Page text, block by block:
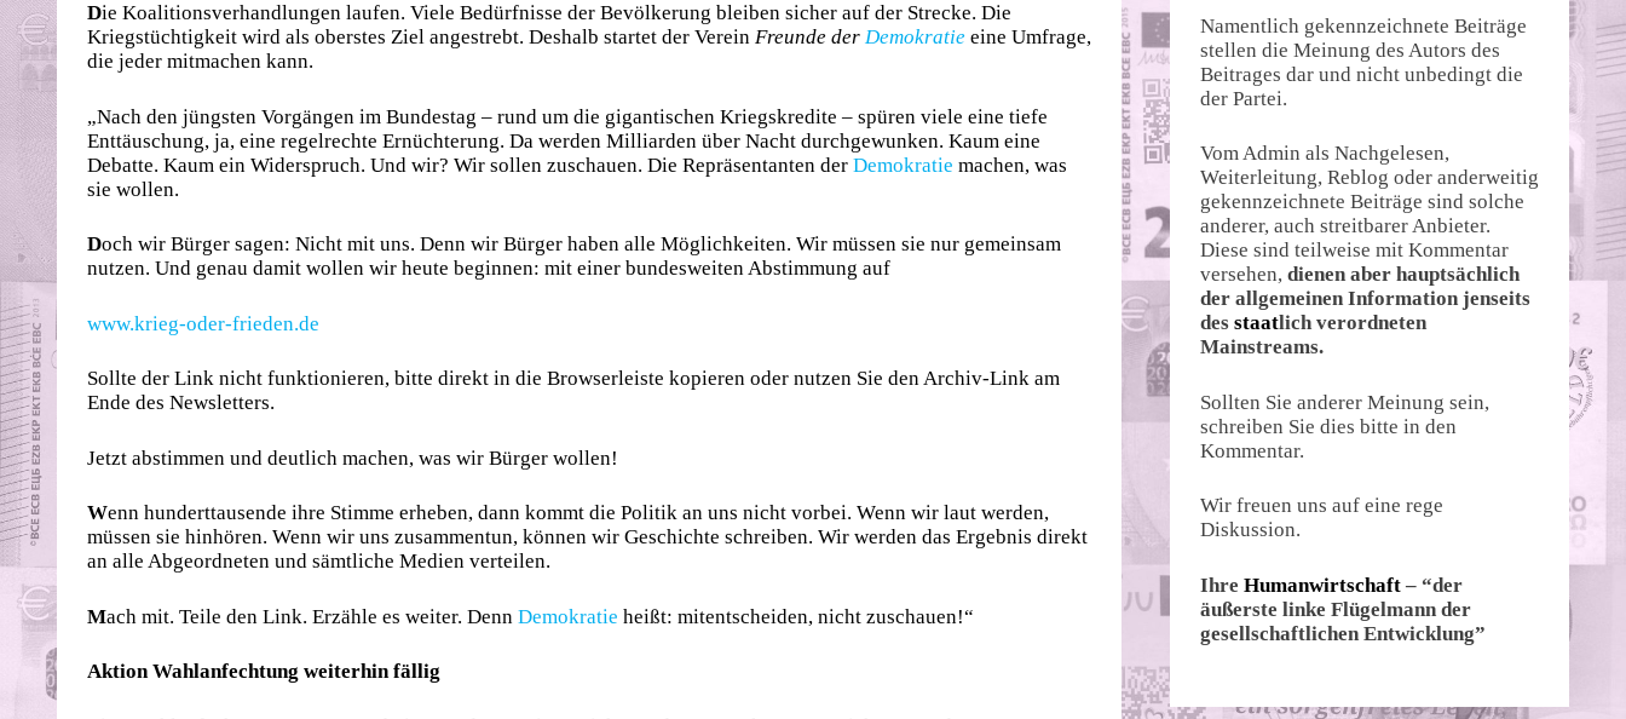
Die Koalitionsverhandlungen laufen. Viele Bedürfnisse der Bevölkerung bleiben sicher auf der Strecke. Die
Kriegstüchtigkeit wird als oberstes Ziel angestrebt. Deshalb startet der Verein Freunde der Demokratie eine Umfrage,
die jeder mitmachen kann.
„Nach den jüngsten Vorgängen im Bundestag – rund um die gigantischen Kriegskredite – spüren viele eine tiefe
Enttäuschung, ja, eine regelrechte Ernüchterung. Da werden Milliarden über Nacht durchgewunken. Kaum eine
Debatte. Kaum ein Widerspruch. Und wir? Wir sollen zuschauen. Die Repräsentanten der Demokratie machen, was
sie wollen.
Doch wir Bürger sagen: Nicht mit uns. Denn wir Bürger haben alle Möglichkeiten. Wir müssen sie nur gemeinsam
nutzen. Und genau damit wollen wir heute beginnen: mit einer bundesweiten Abstimmung auf
www.krieg-oder-frieden.de
Sollte der Link nicht funktionieren, bitte direkt in die Browserleiste kopieren oder nutzen Sie den Archiv-Link am
Ende des Newsletters.
Jetzt abstimmen und deutlich machen, was wir Bürger wollen!
Wenn hunderttausende ihre Stimme erheben, dann kommt die Politik an uns nicht vorbei. Wenn wir laut werden,
müssen sie hinhören. Wenn wir uns zusammentun, können wir Geschichte schreiben. Wir werden das Ergebnis direkt
an alle Abgeordneten und sämtliche Medien verteilen.
Mach mit. Teile den Link. Erzähle es weiter. Denn Demokratie heißt: mitentscheiden, nicht zuschauen!“
Aktion Wahlanfechtung weiterhin fällig
Namentlich gekennzeichnete Beiträge
stellen die Meinung des Autors des
Beitrages dar und nicht unbedingt die
der Partei.
Vom Admin als Nachgelesen,
Weiterleitung, Reblog oder anderweitig
gekennzeichnete Beiträge sind solche
anderer, auch streitbarer Anbieter.
Diese sind teilweise mit Kommentar
versehen, dienen aber hauptsächlich
der allgemeinen Information jenseits
des staatlich verordneten
Mainstreams.
Sollten Sie anderer Meinung sein,
schreiben Sie dies bitte in den
Kommentar.
Wir freuen uns auf eine rege
Diskussion.
Ihre Humanwirtschaft – “der
äußerste linke Flügelmann der
gesellschaftlichen Entwicklung”